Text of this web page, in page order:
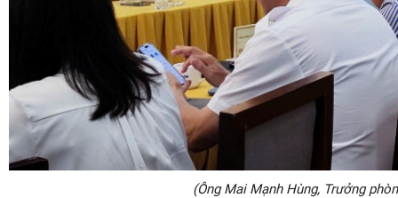
(Ông Mai Mạnh Hùng, Trưởng